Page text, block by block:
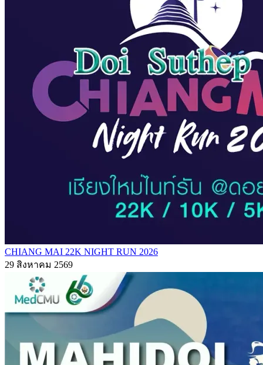
CHIANG MAI 22K NIGHT RUN 2026
29 สิงหาคม 2569